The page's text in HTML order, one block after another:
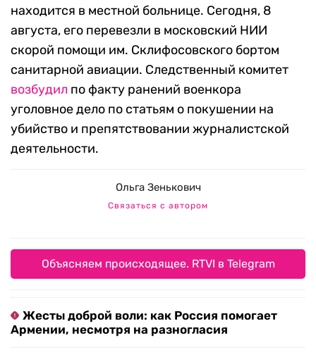
находится в местной больнице. Сегодня, 8
августа, его перевезли в московский НИИ
скорой помощи им. Склифосовского бортом
санитарной авиации. Следственный комитет
возбудил по факту ранений военкора
уголовное дело по статьям о покушении на
убийство и препятствовании журналистской
деятельности.
Ольга Зенькович
Связаться с автором
Объясняем происходящее. RTVI в Telegram
Жесты доброй воли: как Россия помогает
Армении, несмотря на разногласия